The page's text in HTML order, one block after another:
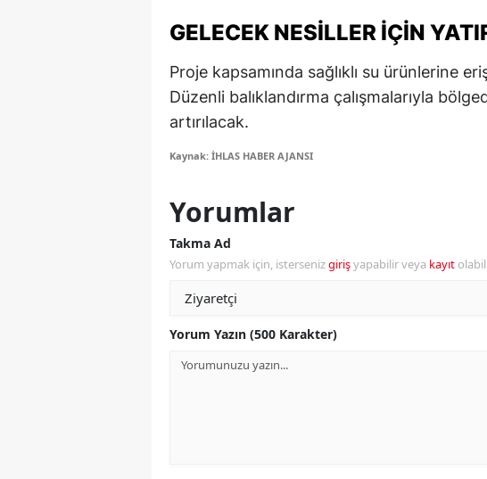
Hakkari
Hatay
Isparta
Kars
GELECEK NESILLER İÇIN
Proje kapsamında sağlıklı su ürünlerine
Düzenli balıklandırma çalışmalarıyla
artırılacak.
Kaynak: İHLAS HABER AJANSI
Yorumlar
Takma Ad
Yorum yapmak için, istersenizgirişyapabilir veya kayıt
Yorum Yazın (500 Karakter)